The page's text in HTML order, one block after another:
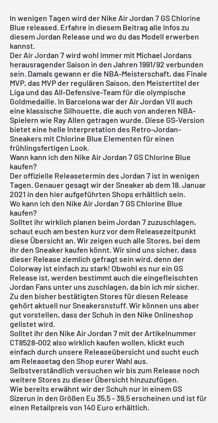
In wenigen Tagen wird der Nike Air Jordan 7 GS Chlorine
Blue released. Erfahre in diesem Beitrag alle Infos zu
diesemJordan Release und wo du das Modell erwerben
kannst.
Der Air Jordan 7 wird wohl immer mit Michael Jordans
herausragender Saison in den Jahren 1991/92 verbunden
sein. Damals gewann er die NBA-Meisterschaft, das Finale
MVP, das MVP der regulären Saison, den Meistertitel der
Liga und das All-Defensive-Team für die olympische
Goldmedaille. In Barcelona war der Air Jordan VII auch
eine klassische Silhouette, die auch von anderen NBA-
Spielern wie Ray Allen getragen wurde. Diese GS-Version
bietet eine helle Interpretation des Retro-Jordan-
Sneakers mit Chlorine Blue Elementen für einen
frühlingsfertigen Look.
Wann kann ich den Nike Air Jordan 7 GS Chlorine Blue
kaufen?
Der offizielle Releasetermin des Jordan 7 ist in wenigen
Tagen. Genauer gesagt wir der Sneaker ab dem 18. Januar
2021 in den hier aufgeführten Shops erhältlich sein.
Wo kann ich den Nike Air Jordan 7 GS Chlorine Blue
kaufen?
Solltet ihr wirklich planen beim Jordan 7 zuzuschlagen,
schaut euch am besten kurz vor dem Releasezeitpunkt
diese Übersicht an. Wir zeigen euch alle Stores, bei dem
ihr den Sneaker kaufen könnt. Wir sind uns sicher, dass
dieser Release ziemlich gefragt sein wird, denn der
Colorway ist einfach zu stark! Obwohl es nur ein GS
Release ist, werden bestimmt auch die eingefleischten
Jordan Fans unter uns zuschlagen, da bin ich mir sicher.
Zu den bisher bestätigten Stores für diesen Release
gehört aktuell nur Sneakersnstuff. Wir können uns aber
gut vorstellen, dass der Schuh in den Nike Onlineshop
gelistet wird.
Solltet ihr den Nike Air Jordan 7 mit der Artikelnummer
CT8528-002 also wirklich kaufen wollen, klickt euch
einfach durch unsere Releaseübersicht und sucht euch
am Releasetag den Shop eurer Wahl aus.
Selbstverständlich versuchen wir bis zum Release noch
weitere Stores zu dieser Übersicht hinzuzufügen.
Wie bereits erwähnt wir der Schuh nur in einem GS
Sizerun in den Größen Eu 35,5 - 39,5 erscheinen und ist für
einen Retailpreis von 140 Euro erhältlich.